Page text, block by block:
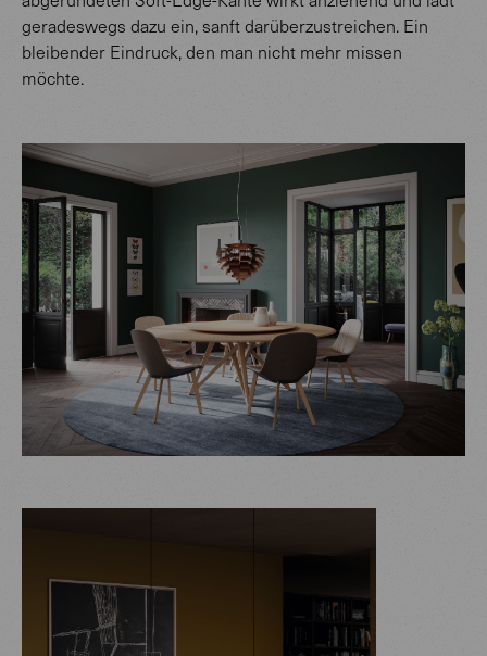
geradeswegs dazu ein, sanft darüberzustreichen. Ein
bleibender Eindruck, den man nicht mehr missen
möchte.